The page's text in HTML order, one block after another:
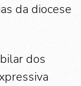
da diocese
dos